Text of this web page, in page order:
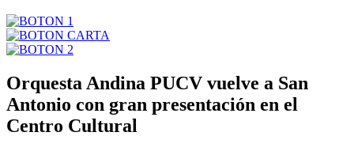
Orquesta Andina PUCV vuelve a San
Antonio con gran presentación en el
Centro Cultural